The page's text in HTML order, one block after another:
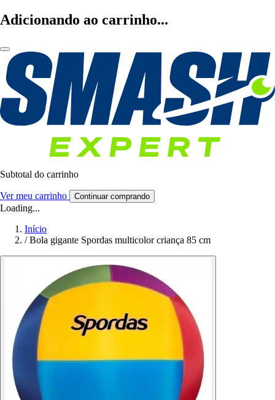
Adicionando ao carrinho...
Subtotal do carrinho
Ver meu carrinho Continuar comprando
Loading...
Início
/ Bola gigante Spordas multicolor criança 85 cm